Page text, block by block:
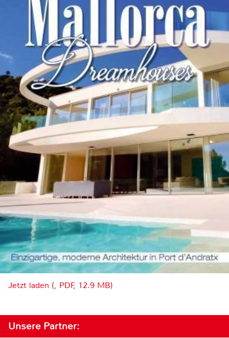
Jetzt laden (, PDF, 12.9 MB)
Unsere Partner: